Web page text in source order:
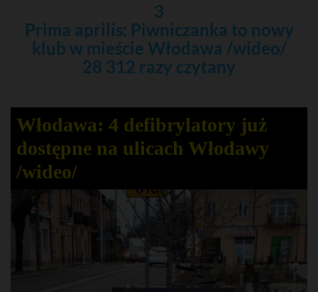
3
Prima aprilis: Piwniczanka to nowy
klub w mieście Włodawa /wideo/
28 312 razy czytany
Włodawa: 4 defibrylatory już
dostępne na ulicach Włodawy
/wideo/